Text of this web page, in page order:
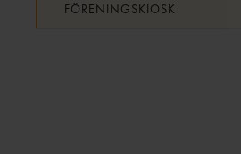
FÖRENINGSKIOSK